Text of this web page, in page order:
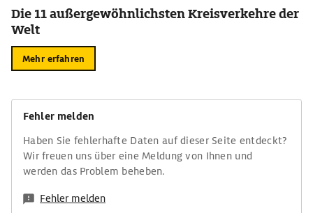
Die 11 außergewöhnlichsten Kreisverkehre der
Welt
Mehr erfahren
Fehler melden
Haben Sie fehlerhafte Daten auf dieser Seite entdeckt?
Wir freuen uns über eine Meldung von Ihnen und
werden das Problem beheben.
Fehler melden